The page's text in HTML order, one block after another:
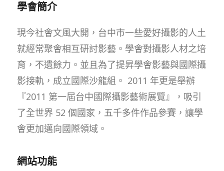
學會簡介
現今社會文風大開，台中市一些愛好攝影的人土
就經常聚會相互研討影藝。學會對攝影人材之培
育，不遺餘力。並且為了提昇學會影藝與國際攝
影接軌，成立國際沙龍組。 2011 年更是舉辦
『2011 第一屆台中國際攝影藝術展覽』，吸引
了全世界 52 個國家，五千多件作品參賽，讓學
會更加邁向國際領域。
網站功能